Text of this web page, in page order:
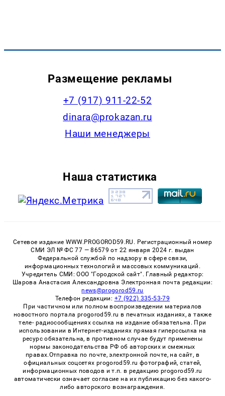
Размещение рекламы
+7 (917) 911-22-52
dinara@prokazan.ru
Наши менеджеры
Наша статистика
Сетевое издание WWW.PROGOROD59.RU. Регистрационный номер
СМИ ЭЛ № ФС 77 — 86579 от 22 января 2024 г. выдан
Федеральной службой по надзору в сфере связи,
информационных технологий и массовых коммуникаций.
Учредитель СМИ: ООО "Городской сайт". Главный редактор:
Шарова Анастасия Александровна Электронная почта редакции:
news@progorod59.ru
Телефон редакции: +7 (922) 335-53-79
При частичном или полном воспроизведении материалов
новостного портала progorod59.ru в печатных изданиях, а также
теле- радиосообщениях ссылка на издание обязательна. При
использовании в Интернет-изданиях прямая гиперссылка на
ресурс обязательна, в противном случае будут применены
нормы законодательства РФ об авторских и смежных
правах.Отправка по почте, электронной почте, на сайт, в
официальных соцсетях progorod59.ru фотографий, статей,
информационных поводов и т.п. в редакцию progorod59.ru
автоматически означает согласие на их публикацию без какого-
либо авторского вознаграждения.